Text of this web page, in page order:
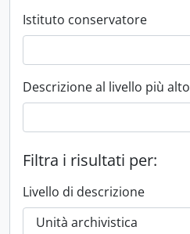
Istituto conservatore
Descrizione al livello più alto
Filtra i risultati per:
Livello di descrizione